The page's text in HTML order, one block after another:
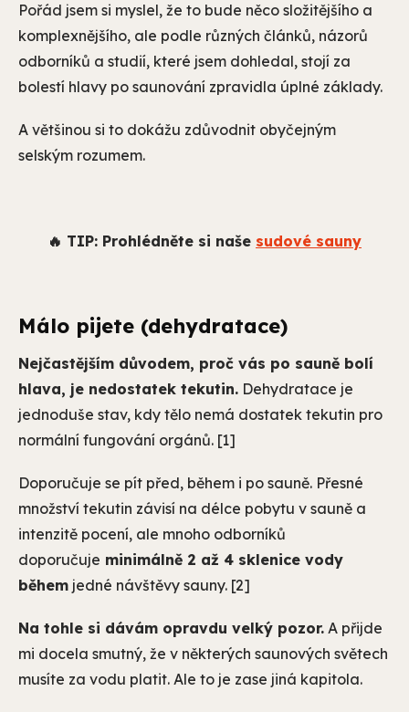
Pořád jsem si myslel, že to bude něco složitějšího a
komplexnějšího, ale podle různých článků, názorů
odborníků a studií, které jsem dohledal, stojí za
bolestí hlavy po saunování zpravidla úplné základy.
A většinou si to dokážu zdůvodnit obyčejným
selským rozumem.
🔥 TIP: Prohlédněte si naše sudové sauny
Málo pijete (dehydratace)
Nejčastějším důvodem, proč vás po sauně bolí
hlava, je nedostatek tekutin. Dehydratace je
jednoduše stav, kdy tělo nemá dostatek tekutin pro
normální fungování orgánů. [1]
Doporučuje se pít před, během i po sauně. Přesné
množství tekutin závisí na délce pobytu v sauně a
intenzitě pocení, ale mnoho odborníků
doporučuje minimálně 2 až 4 sklenice vody
během jedné návštěvy sauny. [2]
Na tohle si dávám opravdu velký pozor. A přijde
mi docela smutný, že v některých saunových světech
musíte za vodu platit. Ale to je zase jiná kapitola.